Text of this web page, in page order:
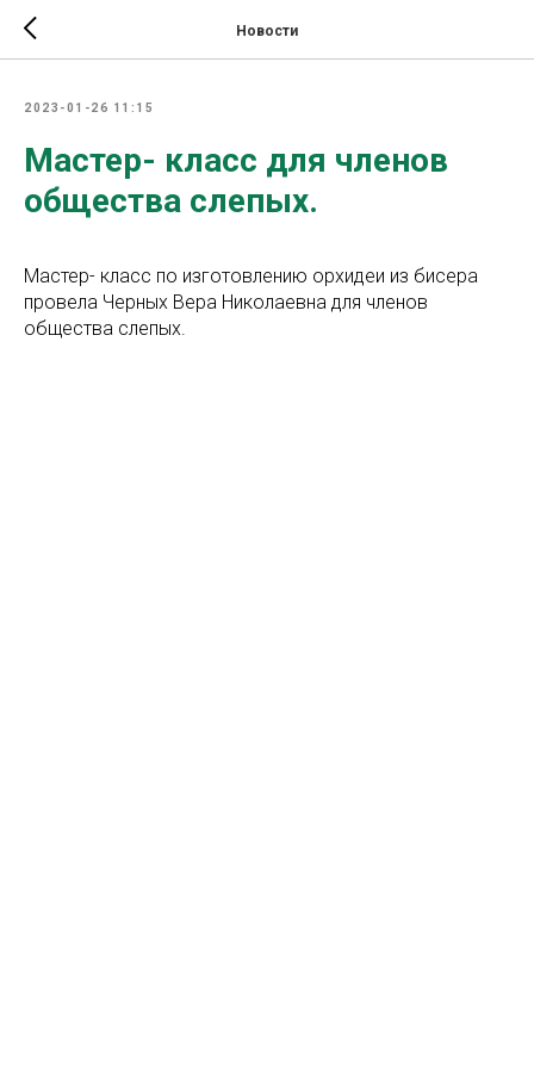
Новости
2023-01-26 11:15
Мастер- класс для членов
общества слепых.
Мастер- класс по изготовлению орхидеи из бисера
провела Черных Вера Николаевна для членов
общества слепых.